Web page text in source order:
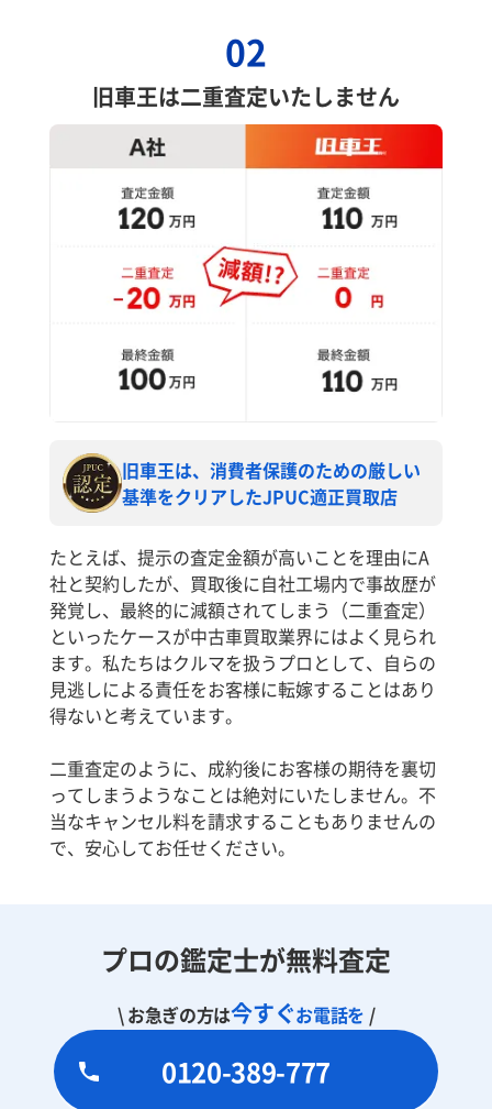
02
旧車王は二重査定いたしません
旧車王は、消費者保護のための厳しい
基準をクリアしたJPUC適正買取店
たとえば、提示の査定金額が高いことを理由にA
社と契約したが、買取後に自社工場内で事故歴が
発覚し、最終的に減額されてしまう（二重査定）
といったケースが中古車買取業界にはよく見られ
ます。私たちはクルマを扱うプロとして、自らの
見逃しによる責任をお客様に転嫁することはあり
得ないと考えています。
二重査定のように、成約後にお客様の期待を裏切
ってしまうようなことは絶対にいたしません。不
当なキャンセル料を請求することもありませんの
で、安心してお任せください。
プロの鑑定士が無料査定
\ お急ぎの方は今すぐお電話を /
0120-389-777